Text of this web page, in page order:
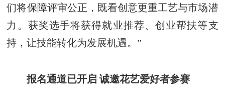
们将保障评审公正，既看创意更重工艺与市场潜
力。获奖选手将获得就业推荐、创业帮扶等支
持，让技能转化为发展机遇。”
报名通道已开启 诚邀花艺爱好者参赛